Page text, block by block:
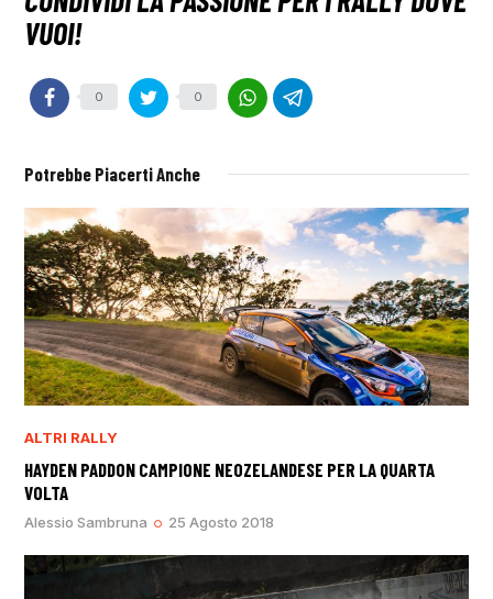
0 0
Potrebbe Piacerti Anche
ALTRI RALLY
HAYDEN PADDON CAMPIONE NEOZELANDESE PER LA QUARTA
VOLTA
Alessio Sambruna 25 Agosto 2018